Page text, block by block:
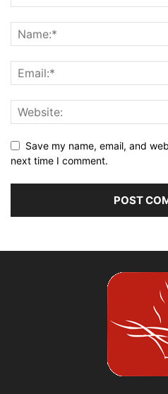
Save my name, email, and
next time I comment.